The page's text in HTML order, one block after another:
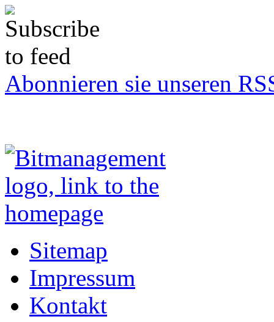
Abonnieren sie unseren
Sitemap
Impressum
Kontakt